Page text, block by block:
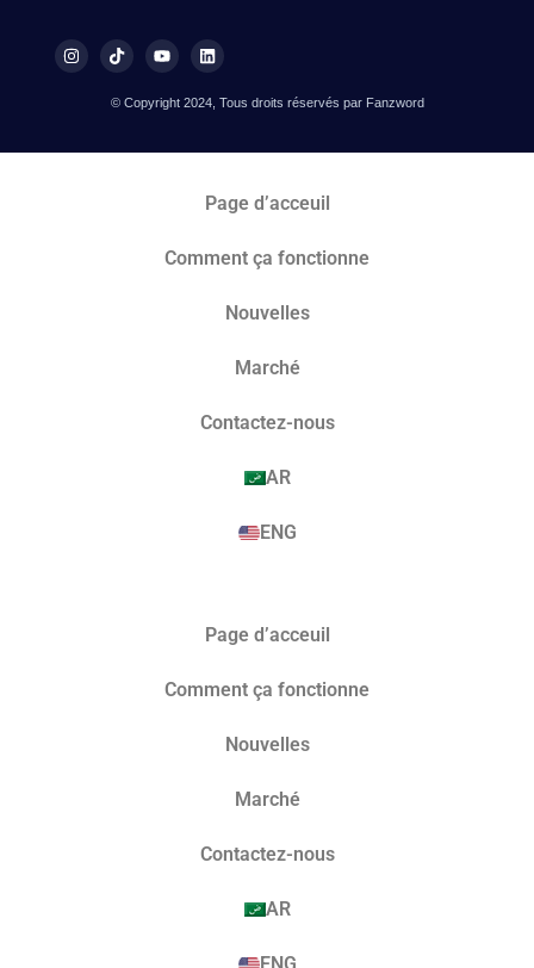
© Copyright 2024, Tous droits réservés par Fanzword
Page d’acceuil
Comment ça fonctionne
Nouvelles
Marché​
Contactez-nous
AR
ENG
Page d’acceuil
Comment ça fonctionne
Nouvelles
Marché​
Contactez-nous
AR